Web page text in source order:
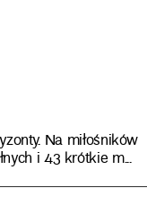
Na miłośników
i 43 krótkie m...